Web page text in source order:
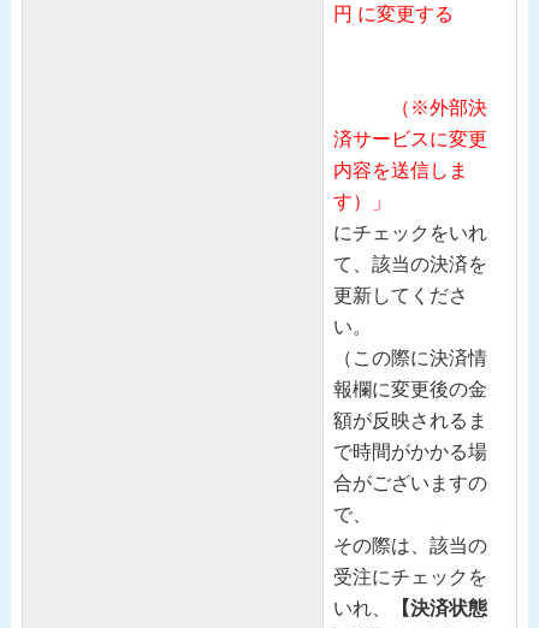
円 に変更する
（※外部決
済サービスに変更
内容を送信しま
す）」
にチェックをいれ
て、該当の決済を
更新してくださ
い。
（この際に決済情
報欄に変更後の金
額が反映されるま
で時間がかかる場
合がございますの
で、
その際は、該当の
受注にチェックを
いれ、
【決済状態